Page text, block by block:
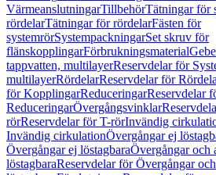
VärmeanslutningarTillbehörTätningar för
rördelarTätningar för rördelarFästen för
systemrörSystempackningarSet skruv för
flänskopplingarFörbrukningsmaterial
tappvatten, multilayerReservdelar för
multilayerRördelarReservdelar för
för KopplingarReduceringarReservdelar
ReduceringarÖvergångsvinklar
rörReservdelar för T-rörInvändig
Invändig cirkulationÖvergångar ej
Övergångar ej löstagbaraÖvergångar och
löstagbaraReservdelar för Övergångar